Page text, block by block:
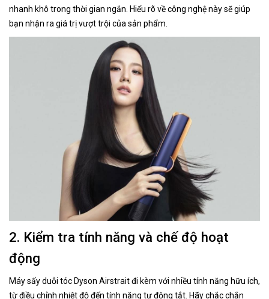
nhanh khô trong thời gian ngắn. Hiểu rõ về công nghệ này sẽ giúp
bạn nhận ra giá trị vượt trội của sản phẩm.
2. Kiểm tra tính năng và chế độ hoạt
động
Máy sấy duỗi tóc Dyson Airstrait đi kèm với nhiều tính năng hữu ích,
từ điều chỉnh nhiệt độ đến tính năng tự động tắt. Hãy chắc chắn